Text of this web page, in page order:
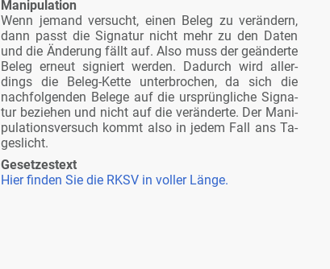
Ma­ni­pu­la­ti­on
Wenn je­mand ver­sucht, ei­nen Be­leg zu ver­än­dern,
dann passt die Si­gna­tur nicht mehr zu den Da­ten
und die Än­de­rung fällt auf. Al­so muss der ge­än­der­te
Be­leg er­neut si­gniert wer­den. Da­durch wird al­ler­
dings die Be­leg-Ket­te un­ter­bro­chen, da sich die
nach­fol­gen­den Be­le­ge auf die ur­sprüng­li­che Si­gna­
tur be­zie­hen und nicht auf die ver­än­der­te. Der Ma­ni­
pu­la­ti­ons­ver­such kommt al­so in je­dem Fall ans Ta­
ges­licht.
Ge­set­zes­text
Hier fin­den Sie die RKSV in vol­ler Län­ge.